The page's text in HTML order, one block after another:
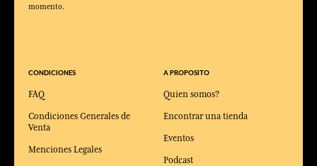
momento.
CONDICIONES
FAQ
Condiciones Generales de
Venta
Menciones Legales
A PROPOSITO
Quien somos?
Encontrar una tienda
Eventos
Podcast